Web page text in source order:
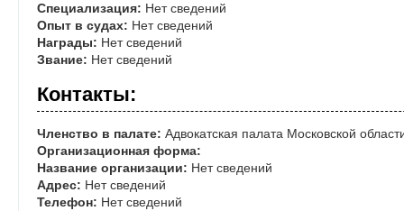
Специализация: Нет сведений
Опыт в судах: Нет сведений
Награды: Нет сведений
Звание: Нет сведений
Контакты:
Членство в палате: Адвокатская палата Московской
Организационная форма:
Название организации: Нет сведений
Адрес: Нет сведений
Телефон: Нет сведений